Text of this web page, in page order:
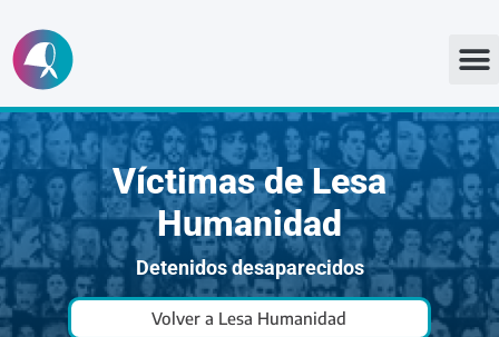
Ir
al
contenido
Víctimas de Lesa
Humanidad
Detenidos desaparecidos
Volver a Lesa Humanidad